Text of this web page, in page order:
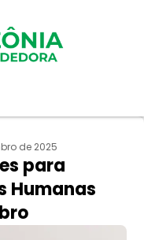
de 2025
para
Humanas